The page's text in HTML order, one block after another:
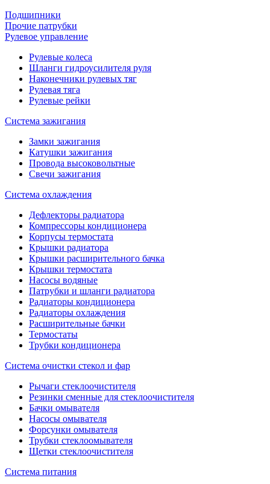
Подшипники
Прочие патрубки
Рулевое управление
Рулевые колеса
Шланги гидроусилителя руля
Наконечники рулевых тяг
Рулевая тяга
Рулевые рейки
Система зажигания
Замки зажигания
Катушки зажигания
Провода высоковольтные
Свечи зажигания
Система охлаждения
Дефлекторы радиатора
Компрессоры кондиционера
Корпусы термостата
Крышки радиатора
Крышки расширительного бачка
Крышки термостата
Насосы водяные
Патрубки и шланги радиатора
Радиаторы кондиционера
Радиаторы охлаждения
Расширительные бачки
Термостаты
Трубки кондиционера
Система очистки стекол и фар
Рычаги стеклоочистителя
Резинки сменные для стеклоочистителя
Бачки омывателя
Насосы омывателя
Форсунки омывателя
Трубки стеклоомывателя
Щетки стеклоочистителя
Система питания